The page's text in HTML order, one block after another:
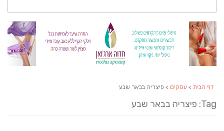
דף הבית > עסקים > פיצריה בבאר שבע
Tag: פיצריה בבאר שבע